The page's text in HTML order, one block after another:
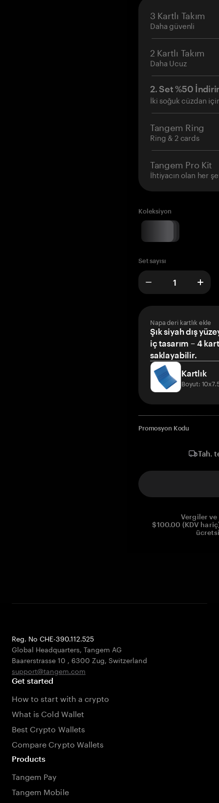
3 Kartlı Takım
Daha güvenli
2 Kartlı Takım
Daha Ucuz
2. Set %50
İki soğuk cüzdan
Tangem Ring
Ring & 2 cards
Tangem Pro Kit
İhtiyacın olan her
Koleksiyon
Set sayısı
Napa deri kartlık ekle
Şık siyah dış
iç tasarım – 4
saklayabilir.
Kartlık
Boyut:
Promosyon Kodu
Tah.
Vergiler
$100.00 (KDV
Reg. No CHE-390.112.525
Global Headquarters, Tangem AG
Baarerstrasse 10 , 6300 Zug, Switzerland
support@tangem.com
Get started
How to start with a crypto
What is Cold Wallet
Best Crypto Wallets
Compare Crypto Wallets
Products
Tangem Pay
Tangem Mobile